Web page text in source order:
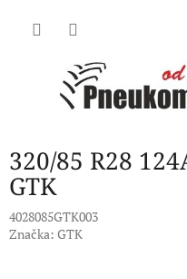
320/85 R28
GTK
4028085GTK003
Značka: GTK